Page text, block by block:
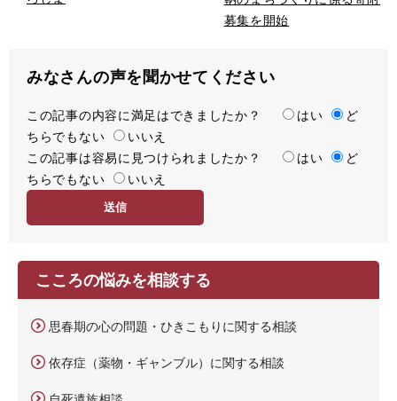
募集を開始
みなさんの声を聞かせてください
満
足
度
この記事の内容に満足はできましたか？ はい
ど
ちらでもない
いいえ
容
易
この記事は容易に見つけられましたか？ はい
ど
ちらでもない
いいえ
こころの悩みを相談する
思春期の心の問題・ひきこもりに関する相談
依存症（薬物・ギャンブル）に関する相談